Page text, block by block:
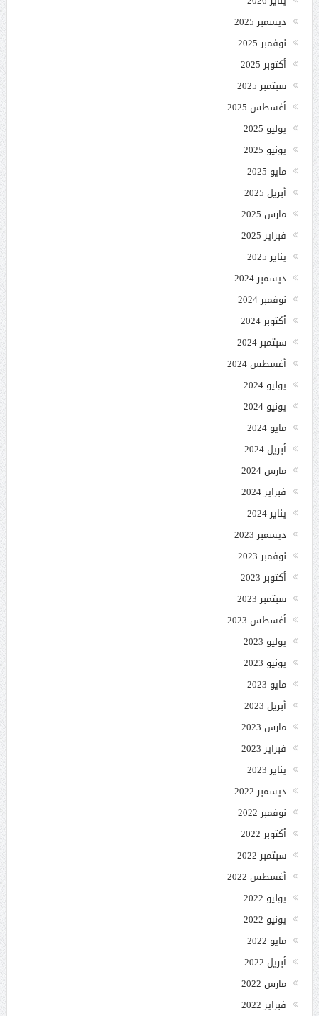
ديسمبر 2025
نوفمبر 2025
أكتوبر 2025
سبتمبر 2025
أغسطس 2025
يوليو 2025
يونيو 2025
مايو 2025
أبريل 2025
مارس 2025
فبراير 2025
يناير 2025
ديسمبر 2024
نوفمبر 2024
أكتوبر 2024
سبتمبر 2024
أغسطس 2024
يوليو 2024
يونيو 2024
مايو 2024
أبريل 2024
مارس 2024
فبراير 2024
يناير 2024
ديسمبر 2023
نوفمبر 2023
أكتوبر 2023
سبتمبر 2023
أغسطس 2023
يوليو 2023
يونيو 2023
مايو 2023
أبريل 2023
مارس 2023
فبراير 2023
يناير 2023
ديسمبر 2022
نوفمبر 2022
أكتوبر 2022
سبتمبر 2022
أغسطس 2022
يوليو 2022
يونيو 2022
مايو 2022
أبريل 2022
مارس 2022
فبراير 2022